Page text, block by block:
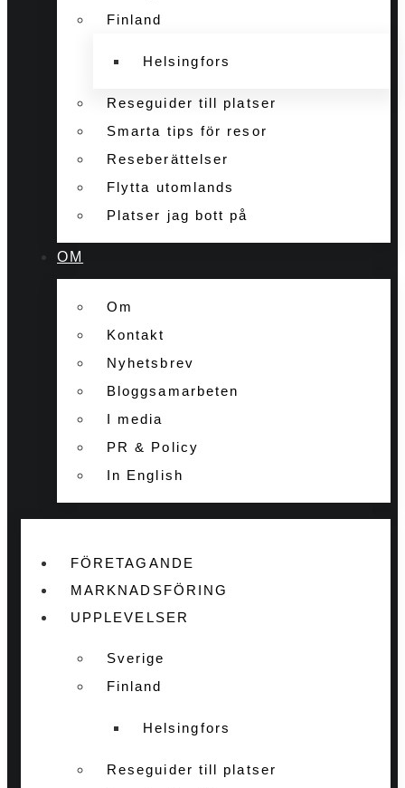
Finland
Helsingfors
Reseguider till platser
Smarta tips för resor
Reseberättelser
Flytta utomlands
Platser jag bott på
OM
Om
Kontakt
Nyhetsbrev
Bloggsamarbeten
I media
PR & Policy
In English
FÖRETAGANDE
MARKNADSFÖRING
UPPLEVELSER
Sverige
Finland
Helsingfors
Reseguider till platser